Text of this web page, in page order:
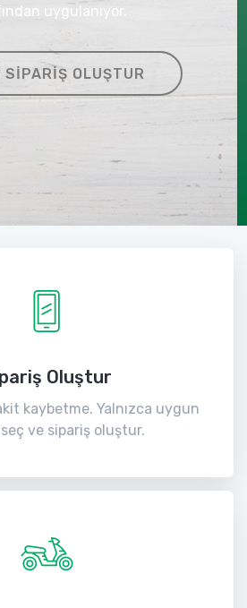
uygulanıyor.
SIPARIŞ OLUŞTUR
Oluştur
kaybetme. Yalnızca uygun
seç ve sipariş oluştur.